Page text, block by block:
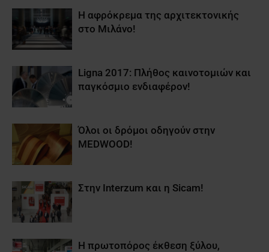
Η αφρόκρεμα της αρχιτεκτονικής
στο Μιλάνο!
Ligna 2017: Πλήθος καινοτομιών και
παγκόσμιο ενδιαφέρον!
Όλοι οι δρόμοι οδηγούν στην
MEDWOOD!
Στην Interzum και η Sicam!
Η πρωτοπόρος έκθεση ξύλου,